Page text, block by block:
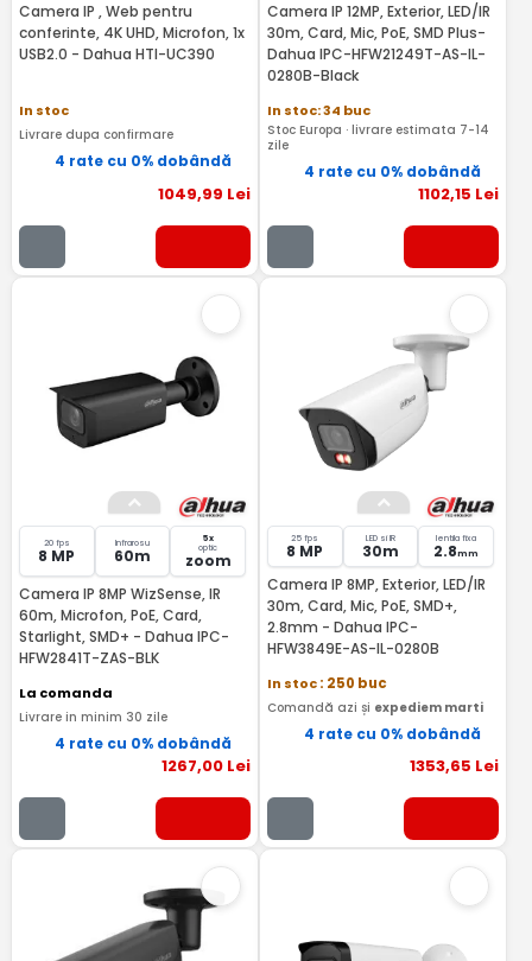
Camera IP , Web pentru
conferinte, 4K UHD, Microfon, 1x
USB2.0 - Dahua HTI-UC390
In stoc
Livrare dupa confirmare
4 rate cu 0% dobândă
1049,99 Lei
Camera IP 12MP, Exterior, LED/IR
30m, Card, Mic, PoE, SMD Plus-
Dahua IPC-HFW21249T-AS-IL-
0280B-Black
In stoc: 34 buc
Stoc Europa · livrare estimata 7-14
zile
4 rate cu 0% dobândă
1102,15 Lei
20 fps
8 MP
Infrarosu
60m
5x
optic
zoom
Camera IP 8MP WizSense, IR
60m, Microfon, PoE, Card,
Starlight, SMD+ - Dahua IPC-
HFW2841T-ZAS-BLK
La comanda
Livrare in minim 30 zile
4 rate cu 0% dobândă
1267,00Lei
25 fps
8 MP
LED si IR
30m
lentila fixa
2.8mm
Camera IP 8MP, Exterior, LED/IR
30m, Card, Mic, PoE, SMD+,
2.8mm - Dahua IPC-
HFW3849E-AS-IL-0280B
In stoc: 250 buc
Comandă azi și expediem marti
4 rate cu 0% dobândă
1353,65 Lei